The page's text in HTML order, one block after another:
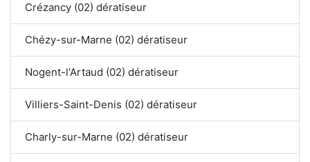
Crézancy (02) dératiseur
Chézy-sur-Marne (02) dératiseur
Nogent-l'Artaud (02) dératiseur
Villiers-Saint-Denis (02) dératiseur
Charly-sur-Marne (02) dératiseur